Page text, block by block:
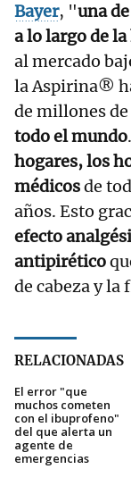
Bayer, "una
a lo largo de
al mercado
la Aspirina®
de millones
todo el mundo
hogares, los
médicosde
años. Esto
efecto
antipirético
de cabeza y la
RELACIONADAS
El error "que
muchos cometen
con el ibuprofeno"
del que alerta un
agente de
emergencias